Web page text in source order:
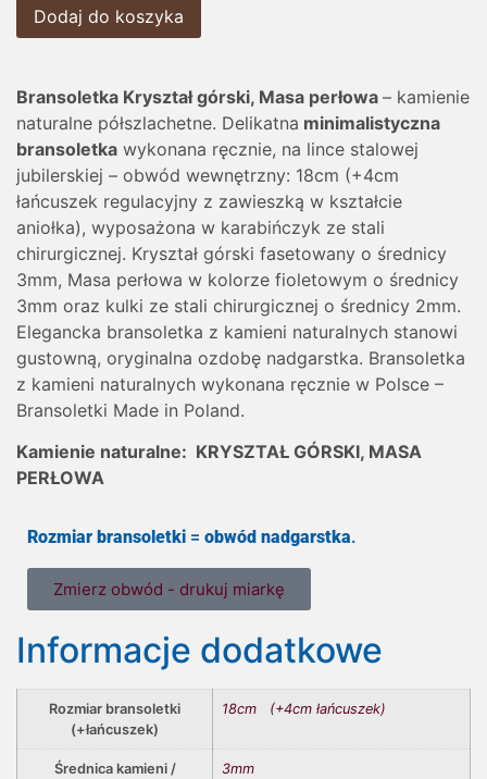
Dodaj do koszyka
Bransoletka Kryształ górski, Masa perłowa – kamienie
naturalne półszlachetne. Delikatna minimalistyczna
bransoletka wykonana ręcznie, na lince stalowej
jubilerskiej – obwód wewnętrzny: 18cm (+4cm
łańcuszek regulacyjny z zawieszką w kształcie
aniołka), wyposażona w karabińczyk ze stali
chirurgicznej. Kryształ górski fasetowany o średnicy
3mm, Masa perłowa w kolorze fioletowym o średnicy
3mm oraz kulki ze stali chirurgicznej o średnicy 2mm.
Elegancka bransoletka z kamieni naturalnych stanowi
gustowną, oryginalna ozdobę nadgarstka. Bransoletka
z kamieni naturalnych wykonana ręcznie w Polsce –
Bransoletki Made in Poland.
Kamienie naturalne: KRYSZTAŁ GÓRSKI, MASA
PERŁOWA
Rozmiar bransoletki = obwód nadgarstka.
Zmierz obwód - drukuj miarkę
Informacje dodatkowe
Rozmiar bransoletki
(+łańcuszek)
18cm (+4cm łańcuszek)
Średnica kamieni /
3mm